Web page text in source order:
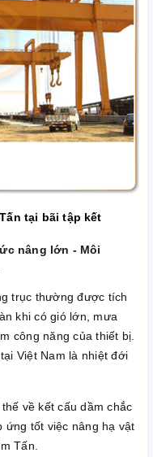
tại bãi tập kết
nâng lớn - Môi
trục thường được tích
khi có gió lớn, mưa
công năng của thiết bị.
Việt Nam là nhiệt đới
về kết cấu dầm chắc
ứng tốt việc nâng hạ vật
Tấn.